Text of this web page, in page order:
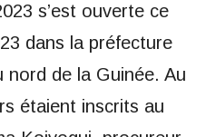
s’est ouverte ce
dans la préfecture
nord de la Guinée. Au
étaient inscrits au